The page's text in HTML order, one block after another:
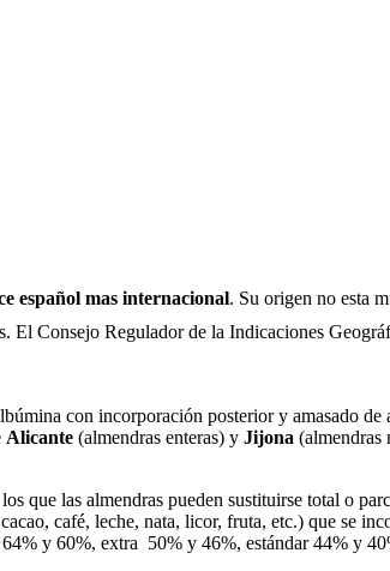
español mas internacional. Su origen no esta
El Consejo Regulador de la Indicaciones
con incorporación posterior y amasado
Alicante (almendras enteras) y Jijona (almendras
que las almendras pueden sustituirse total o
café, leche, nata, licor, fruta, etc.) que se
y 60%, extra 50% y 46%, estándar 44% y